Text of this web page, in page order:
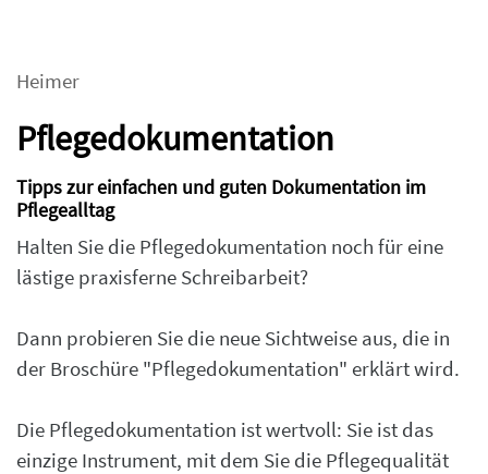
Heimer
Pflegedokumentation
Tipps zur einfachen und guten Dokumentation im
Pflegealltag
Halten Sie die Pflegedokumentation noch für eine
lästige praxisferne Schreibarbeit?
Dann probieren Sie die neue Sichtweise aus, die in
der Broschüre "Pflegedokumentation" erklärt wird.
Die Pflegedokumentation ist wertvoll: Sie ist das
einzige Instrument, mit dem Sie die Pflegequalität